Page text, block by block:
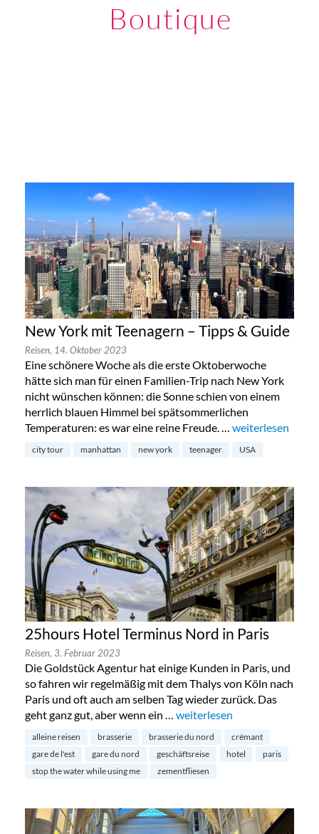
Boutique
New York mit Teenagern – Tipps & Guide
Reisen, 14. Oktober 2023
Eine schönere Woche als die erste Oktoberwoche
hätte sich man für einen Familien-Trip nach New York
nicht wünschen können: die Sonne schien von einem
herrlich blauen Himmel bei spätsommerlichen
Temperaturen: es war eine reine Freude. … „New York mit
weiterlesen
city tour manhattan new york teenager USA
25hours Hotel Terminus Nord in Paris
Reisen, 3. Februar 2023
Die Goldstück Agentur hat einige Kunden in Paris, und
so fahren wir regelmäßig mit dem Thalys von Köln nach
Paris und oft auch am selben Tag wieder zurück. Das
geht ganz gut, aber wenn ein … „25hours Hotel Terminus
weiterlesen
alleine reisen brasserie brasserie du nord
crémant
gare de l'est
gare du nord geschäftsreise hotel
paris
stop the water while using me
zementfliesen